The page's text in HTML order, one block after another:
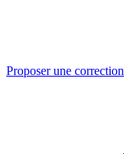
Proposer une correction